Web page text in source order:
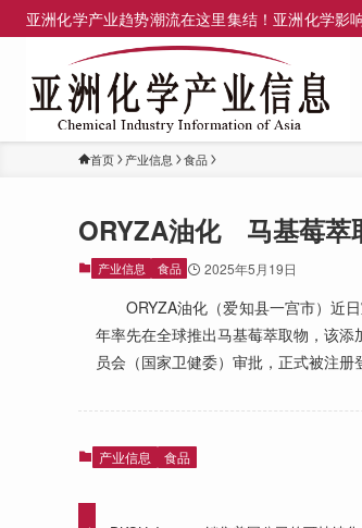
亚洲化学产业趋势潮流在这里集结！亚洲化学影
首页 产业信息 食品
ORYZA油化 马基莓萃
产业信息 食品 2025年5月19日
ORYZA油化（爱知县一宫市）近日
年率先在全球推出马基莓萃取物，该
员会（国家卫健委）审批，正式被注册
产业信息 食品